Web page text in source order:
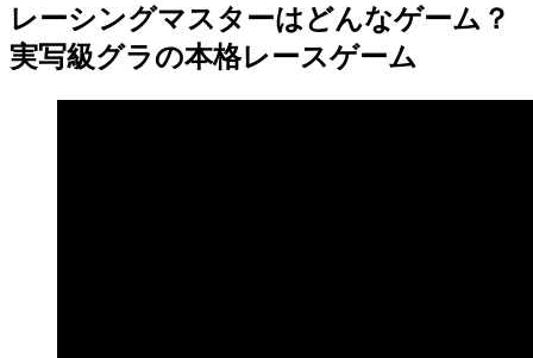
レーシングマスターはどんなゲーム？
実写級グラの本格レースゲーム